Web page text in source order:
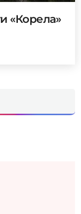
«Корела»